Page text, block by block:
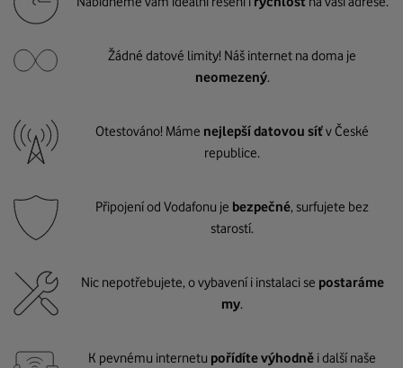
Žádné datové limity! Náš internet na doma je
neomezený.
Otestováno! Máme nejlepší datovou síťv České
republice.
Připojení od Vodafonu je bezpečné, surfujete bez
starostí.
Nic nepotřebujete, o vybavení i instalaci se postaráme
my.
K pevnému internetu pořídíte výhodně i další naše